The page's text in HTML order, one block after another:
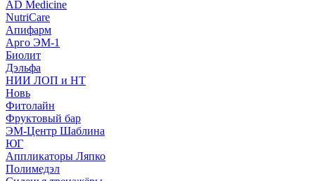
AD Medicine
NutriCare
Апифарм
Арго ЭМ-1
Биолит
Дэльфа
НИИ ЛОП и НТ
Новь
Фитолайн
Фруктовый бар
ЭМ-Центр Шаблина
ЮГ
Аппликаторы Ляпко
Полимедэл